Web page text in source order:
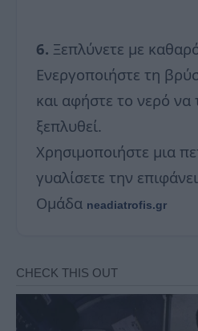
6. Ξεπλύνετε με
Ενεργοποιήστε τη
και αφήστε το νερό να
ξεπλυθεί.
Χρησιμοποιήστε μια
γυαλίσετε την
Ομάδα neadiatrofis.gr